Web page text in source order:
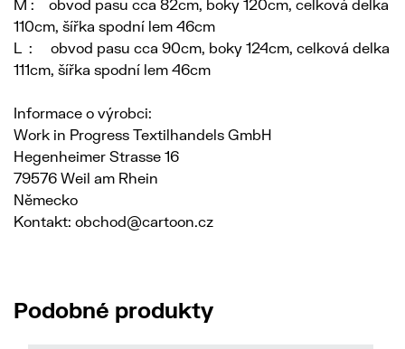
M : obvod pasu cca 82cm, boky 120cm, celková delka
110cm, šířka spodní lem 46cm
L : obvod pasu cca 90cm, boky 124cm, celková delka
111cm, šířka spodní lem 46cm
Informace o výrobci:
Work in Progress Textilhandels GmbH
Hegenheimer Strasse 16
79576 Weil am Rhein
Německo
Kontakt: obchod@cartoon.cz
Podobné produkty